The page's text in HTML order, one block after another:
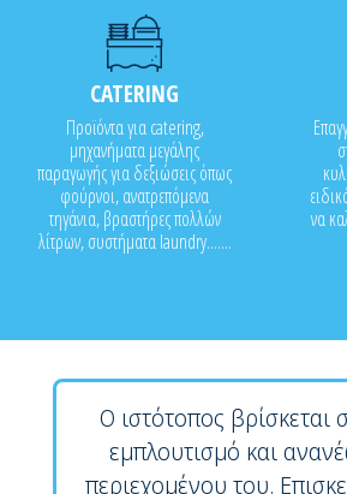
CATERING
Προϊόντα για catering,
μηχανήματα μεγάλης
παραγωγής για δεξιώσεις όπως
φούρνοι, ανατρεπόμενα
τηγάνια, βραστήρες πολλών
λίτρων, συστήματα laundry.......
να
Ο ιστότοπος βρίσκεται
εμπλουτισμό και
περιεχομένου του.